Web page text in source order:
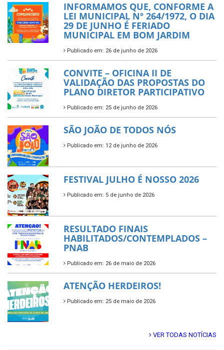
INFORMAMOS QUE, CONFORME A
LEI MUNICIPAL Nº 264/1972, O DIA
29 DE JUNHO É FERIADO
MUNICIPAL EM BOM JARDIM
Publicado em: 26 de junho de 2026
CONVITE – OFICINA II DE
VALIDAÇÃO DAS PROPOSTAS DO
PLANO DIRETOR PARTICIPATIVO
Publicado em: 25 de junho de 2026
SÃO JOÃO DE TODOS NÓS
Publicado em: 12 de junho de 2026
FESTIVAL JULHO É NOSSO 2026
Publicado em: 5 de junho de 2026
RESULTADO FINAIS
HABILITADOS/CONTEMPLADOS –
PNAB
Publicado em: 26 de maio de 2026
ATENÇÃO HERDEIROS!
Publicado em: 25 de maio de 2026
VER TODAS NOTÍCIAS